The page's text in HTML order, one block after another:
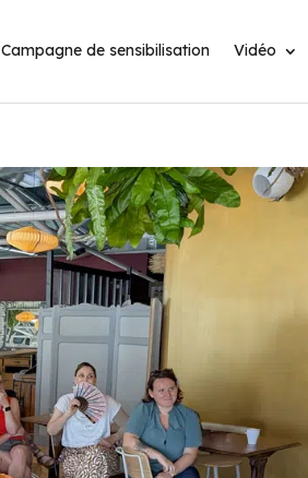
Campagne de sensibilisation Vidéo